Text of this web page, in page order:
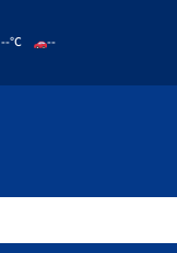
--°C --